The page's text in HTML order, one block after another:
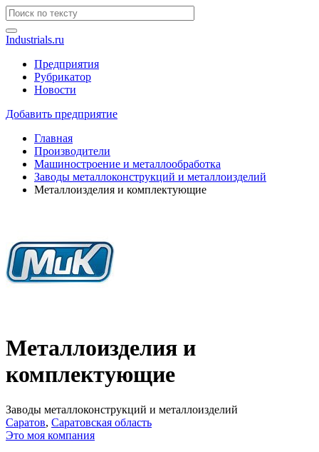
Industrials.ru
Предприятия
Рубрикатор
Новости
Добавить предприятие
Главная
Производители
Машиностроение и металлообработка
Заводы металлоконструкций и металлоизделий
Металлоизделия и комплектующие
Металлоизделия и
комплектующие
Заводы металлоконструкций и металлоизделий
Саратов, Саратовская область
Это моя компания